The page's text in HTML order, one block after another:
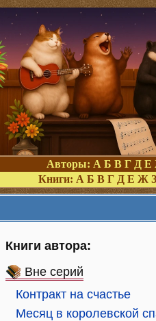
Авторы: А Б В Г Д Е
Книги: А Б В Г Д Е Ж З
Книги автора:
Вне серий
Контракт на счастье
Месяц в королевской